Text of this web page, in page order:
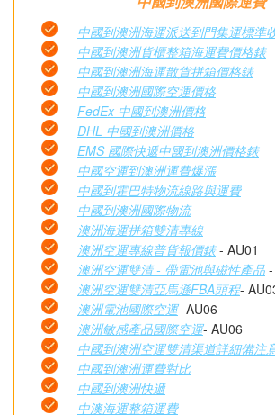
中國到澳洲海運派送到門集運標準
中國到澳洲貨櫃整箱海運費價格錶
中國到澳洲海運散貨拼箱價格錶
中國到澳洲國際空運價格
FedEx 中國到澳洲價格
DHL 中國到澳洲價格
EMS 國際快遞中國到澳洲價格錶
中國空運到澳洲運費爆漲
中國到霍巴特物流線路與運費
中國到澳洲國際物流
澳洲海運拼箱雙清專線
澳洲空運專線普貨報價錶- AU01
澳洲空運雙清 - 帶電池與磁性產品
澳洲空運雙清亞馬遜FBA頭程-
澳洲電池國際空運- AU06
澳洲敏感產品國際空運- AU06
中國到澳洲空運雙清渠道詳細備注
中國到澳洲運費對比
中國到澳洲快遞
中澳海運整箱運費